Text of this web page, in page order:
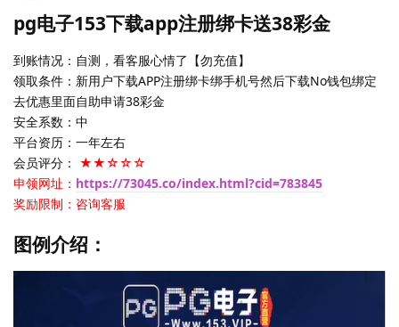
pg电子153下载app注册绑卡送38彩金
到账情况：自测，看客服心情了【勿充值】
领取条件：新用户下载APP注册绑卡绑手机号然后下载No钱包绑定
去优惠里面自助申请38彩金
安全系数：中
平台资历：一年左右
会员评分： ★★☆☆☆
申领网址： https://73045.co/index.html?cid=783845
奖励限制：咨询客服
图例介绍：